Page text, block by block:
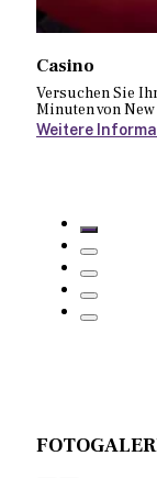
Casino
Versuchen Sie
Minuten von
Weitere